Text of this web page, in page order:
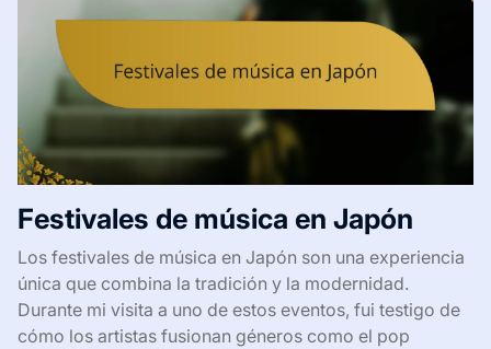
Festivales de música en Japón
Los festivales de música en Japón son una experiencia
única que combina la tradición y la modernidad.
Durante mi visita a uno de estos eventos, fui testigo de
cómo los artistas fusionan géneros como el pop